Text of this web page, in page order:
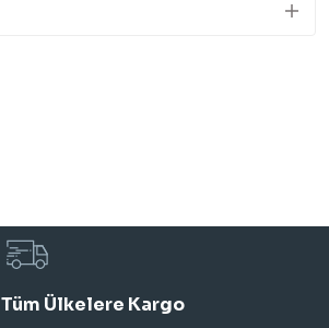
Tüm Ülkelere Kargo